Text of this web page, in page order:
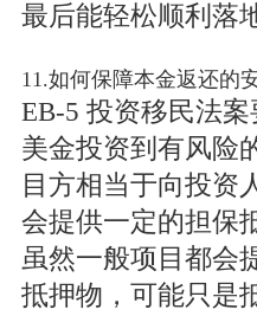
最后能轻松顺利落
11.如何保障本金返还的
EB-5 投资移民法
美金投资到有风险
目方相当于向投资
会提供一定的担保
虽然一般项目都会
抵押物，可能只是